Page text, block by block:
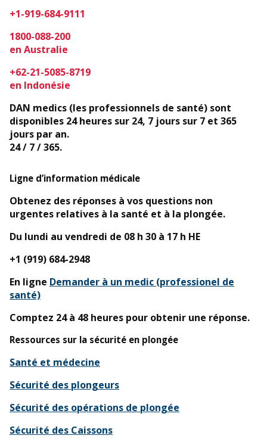
+1-919-684-9111
1800-088-200
en Australie
+62-21-5085-8719
en Indonésie
DAN medics (les professionnels de santé) sont
disponibles 24 heures sur 24, 7 jours sur 7 et 365
jours par an.
24 / 7 / 365.
Ligne d’information médicale
Obtenez des réponses à vos questions non
urgentes relatives à la santé et à la plongée.
Du lundi au vendredi de 08 h 30 à 17 h HE
+1 (919) 684-2948
En ligne Demander à un medic (professionel de
santé)
Comptez 24 à 48 heures pour obtenir une réponse.
Ressources sur la sécurité en plongée
Santé et médecine
Sécurité des plongeurs
Sécurité des opérations de plongée
Sécurité des Caissons